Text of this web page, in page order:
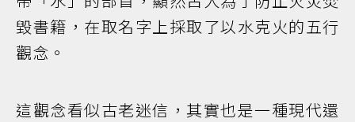
毀書籍，在取名字上採取了以水克火的五行
觀念。
這觀念看似古老迷信，其實也是一種現代還